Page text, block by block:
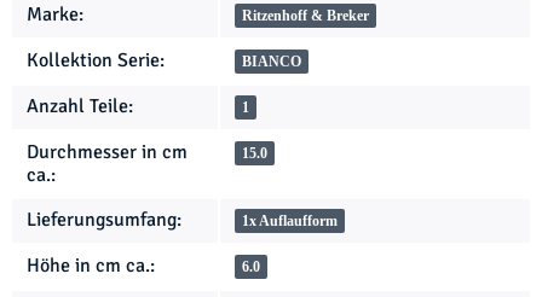
Marke: Ritzenhoff & Breker
Kollektion Serie: BIANCO
Anzahl Teile: 1
Durchmesser in cm
ca.:
15.0
Lieferungsumfang: 1x Auflaufform
Höhe in cm ca.: 6.0